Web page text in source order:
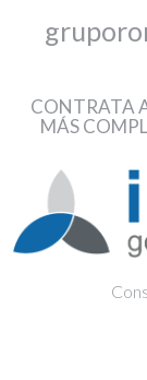
CONTRATA
MÁS